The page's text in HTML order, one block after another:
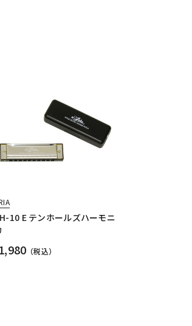
10 E テンホールズハーモニ
1,980 （税込）